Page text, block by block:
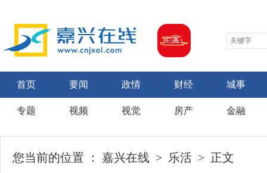
首页 要闻 政情 财经 城事
专题 视频 视觉 房产 金融
您当前的位置 ： 嘉兴在线 > 乐活 > 正文